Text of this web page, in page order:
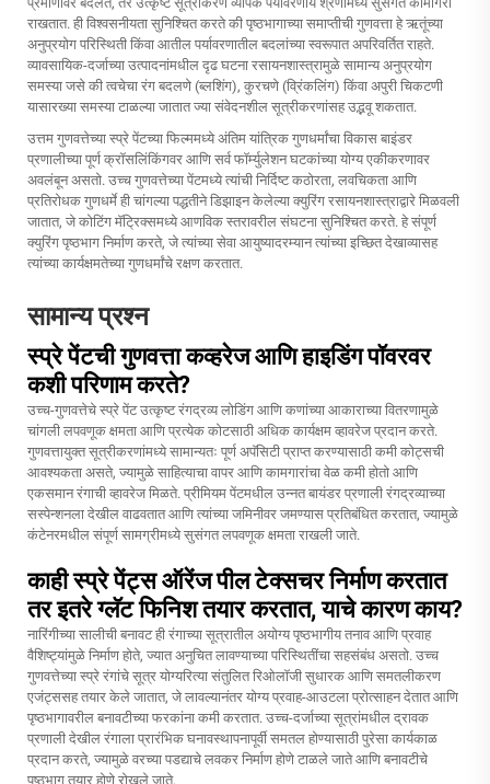
राखतात. ही विश्वसनीयता सुनिश्चित करते की पृष्ठभागाच्या समाप्तीची गुणवत्ता हे ऋतूंच्या
अनुप्रयोग परिस्थिती किंवा आतील पर्यावरणातील बदलांच्या स्वरूपात अपरिवर्तित राहते.
व्यावसायिक-दर्जाच्या उत्पादनांमधील दृढ घटना रसायनशास्त्रामुळे सामान्य अनुप्रयोग
समस्या जसे की त्वचेचा रंग बदलणे (ब्लशिंग), कुरचणे (व्रिंकलिंग) किंवा अपुरी चिकटणी
यासारख्या समस्या टाळल्या जातात ज्या संवेदनशील सूत्रीकरणांसह उद्भवू शकतात.
उत्तम गुणवत्तेच्या स्प्रे पेंटच्या फिल्ममध्ये अंतिम यांत्रिक गुणधर्मांचा विकास बाइंडर
प्रणालीच्या पूर्ण क्रॉसलिंकिंगवर आणि सर्व फॉर्म्युलेशन घटकांच्या योग्य एकीकरणावर
अवलंबून असतो. उच्च गुणवत्तेच्या पेंटमध्ये त्यांची निर्दिष्ट कठोरता, लवचिकता आणि
प्रतिरोधक गुणधर्मे ही चांगल्या पद्धतीने डिझाइन केलेल्या क्युरिंग रसायनशास्त्राद्वारे मिळवली
जातात, जे कोटिंग मॅट्रिक्समध्ये आणविक स्तरावरील संघटना सुनिश्चित करते. हे संपूर्ण
क्युरिंग पृष्ठभाग निर्माण करते, जे त्यांच्या सेवा आयुष्यादरम्यान त्यांच्या इच्छित देखाव्यासह
त्यांच्या कार्यक्षमतेच्या गुणधर्मांचे रक्षण करतात.
सामान्य प्रश्न
स्प्रे पेंटची गुणवत्ता कव्हरेज आणि हाइडिंग पॉवरवर
कशी परिणाम करते?
उच्च-गुणवत्तेचे स्प्रे पेंट उत्कृष्ट रंगद्रव्य लोडिंग आणि कणांच्या आकाराच्या वितरणामुळे
चांगली लपवणूक क्षमता आणि प्रत्येक कोटसाठी अधिक कार्यक्षम व्हावरेज प्रदान करते.
गुणवत्तायुक्त सूत्रीकरणांमध्ये सामान्यतः पूर्ण अपॅसिटी प्राप्त करण्यासाठी कमी कोट्सची
आवश्यकता असते, ज्यामुळे साहित्याचा वापर आणि कामगारांचा वेळ कमी होतो आणि
एकसमान रंगाची व्हावरेज मिळते. प्रीमियम पेंटमधील उन्नत बायंडर प्रणाली रंगद्रव्याच्या
सस्पेन्शनला देखील वाढवतात आणि त्यांच्या जमिनीवर जमण्यास प्रतिबंधित करतात, ज्यामुळे
कंटेनरमधील संपूर्ण सामग्रीमध्ये सुसंगत लपवणूक क्षमता राखली जाते.
काही स्प्रे पेंट्स ऑरेंज पील टेक्सचर निर्माण करतात
तर इतरे ग्लॅट फिनिश तयार करतात, याचे कारण काय?
नारिंगीच्या सालीची बनावट ही रंगाच्या सूत्रातील अयोग्य पृष्ठभागीय तनाव आणि प्रवाह
वैशिष्ट्यांमुळे निर्माण होते, ज्यात अनुचित लावण्याच्या परिस्थितींचा सहसंबंध असतो. उच्च
गुणवत्तेच्या स्प्रे रंगांचे सूत्र योग्यरित्या संतुलित रिओलॉजी सुधारक आणि समतलीकरण
एजंट्ससह तयार केले जातात, जे लावल्यानंतर योग्य प्रवाह-आउटला प्रोत्साहन देतात आणि
पृष्ठभागावरील बनावटीच्या फरकांना कमी करतात. उच्च-दर्जाच्या सूत्रांमधील द्रावक
प्रणाली देखील रंगाला प्रारंभिक घनावस्थापनापूर्वी समतल होण्यासाठी पुरेसा कार्यकाळ
प्रदान करते, ज्यामुळे वरच्या पडद्याचे लवकर निर्माण होणे टाळले जाते आणि बनावटीचे
पृष्ठभाग तयार होणे रोखले जाते.